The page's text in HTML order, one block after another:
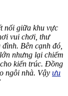
nối giữa khu vực
vui chơi, thư
Bên cạnh đó,
nhưng lại chiếm
kiến trúc. Đồng
ngôi nhà. Vậy ưu